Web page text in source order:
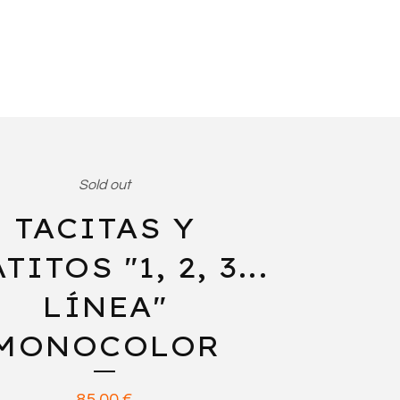
Sold out
TACITAS Y
"1, 2, 3...
LÍNEA"